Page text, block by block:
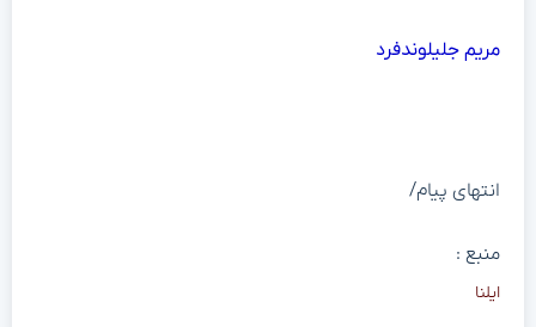
مریم جلیلوندفرد
انتهای پیام/
منبع :
ایلنا